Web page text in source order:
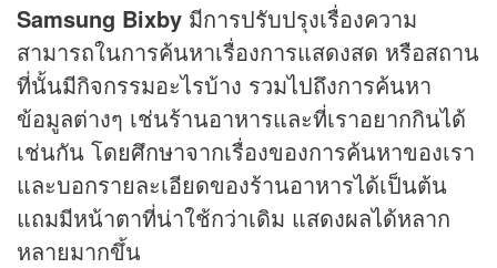
Samsung Bixby มีการปรับปรุงเรื่องความ
สามารถในการค้นหาเรื่องการแสดงสด หรือสถาน
ที่นั้นมีกิจกรรมอะไรบ้าง รวมไปถึงการค้นหา
ข้อมูลต่างๆ เช่นร้านอาหารและที่เราอยากกินได้
เช่นกัน โดยศึกษาจากเรื่องของการค้นหาของเรา
และบอกรายละเอียดของร้านอาหารได้เป็นต้น
แถมมีหน้าตาที่น่าใช้กว่าเดิม แสดงผลได้หลาก
หลายมากขึ้น